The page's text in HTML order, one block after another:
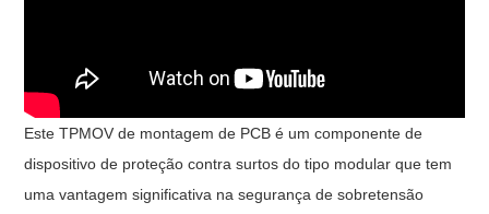
Este TPMOV de montagem de PCB é um componente de
dispositivo de proteção contra surtos do tipo modular que tem
uma vantagem significativa na segurança de sobretensão